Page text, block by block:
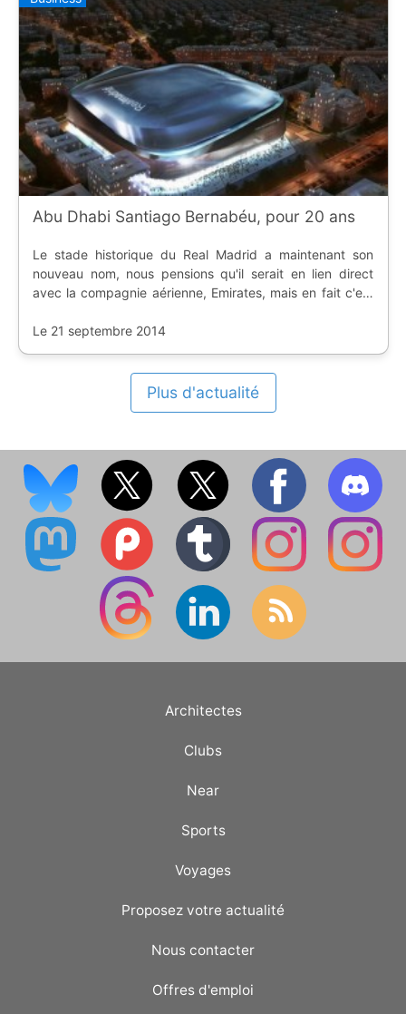
Abu Dhabi Santiago Bernabéu, pour 20 ans
Le stade historique du Real Madrid a maintenant son
nouveau nom, nous pensions qu'il serait en lien direct
avec la compagnie aérienne, Emirates, mais en fait c'est
Le 21 septembre 2014
Plus d'actualité
Architectes
Clubs
Near
Sports
Voyages
Proposez votre actualité
Nous contacter
Offres d'emploi